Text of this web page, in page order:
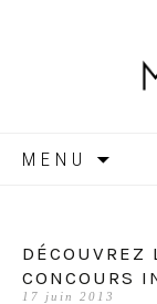
MENU
CONCOURS
17 juin 2013